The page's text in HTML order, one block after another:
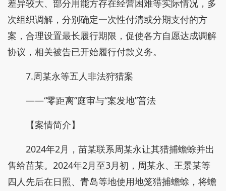
差异较大、部分用能方存在经营困难等实际情况，多
次组织调解，分别确定一次性付清或分期支付的方
案，合理设置最长履行期限，促使各方自愿达成调解
协议，相关被告已开始履行付款义务。
7.周某永等五人非法狩猎案
——“零距离”庭审与“案发地”普法
【案情简介】
2024年2月，苗某联系周某永让其猎捕蟾蜍并出
售给苗某。2024年2月至3月初，周某永、王景某等
四人先后在日照、青岛等地使用地笼猎捕蟾蜍，将蟾